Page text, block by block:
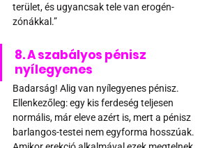
terület, és ugyancsak tele van erogén-
zónákkal.”
8. A szabályos pénisz
nyílegyenes
Badarság! Alig van nyílegyenes pénisz.
Ellenkezőleg: egy kis ferdeség teljesen
normális, már eleve azért is, mert a pénisz
barlangos-testei nem egyforma hosszúak.